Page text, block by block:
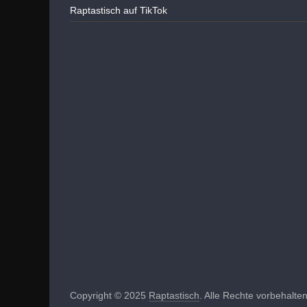
Raptastisch auf TikTok
Copyright © 2025 Raptastisch . Alle Rechte